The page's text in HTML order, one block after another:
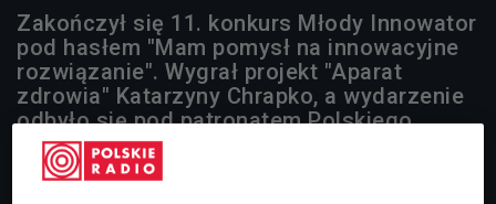
Zakończył się 11. konkurs Młody Innowator
pod hasłem "Mam pomysł na innowacyjne
rozwiązanie". Wygrał projekt "Aparat
zdrowia" Katarzyny Chrapko, a wydarzenie
odbyło się pod patronatem Polskiego
Radia.